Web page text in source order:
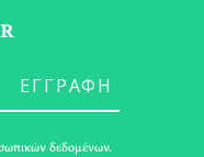
δεδομένων.